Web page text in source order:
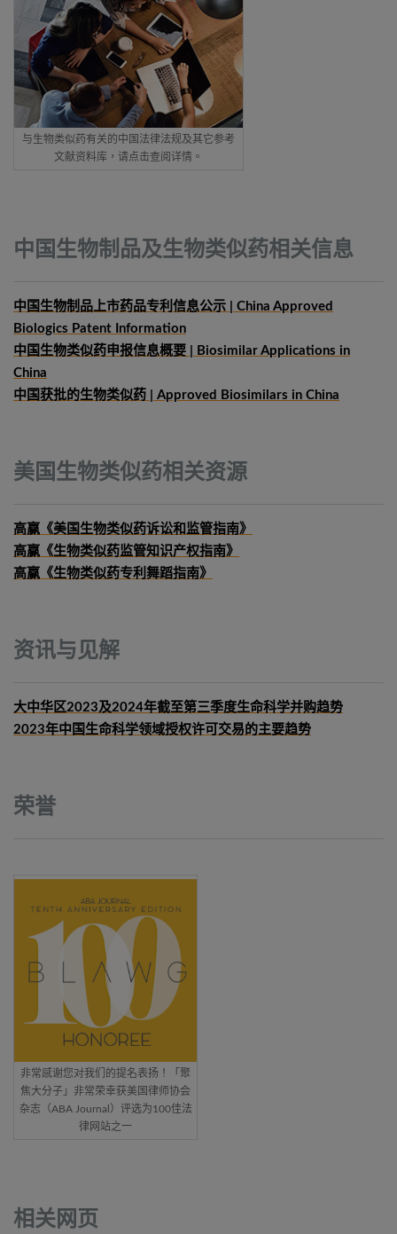
与生物类似药有关的中国法律法规及其它参考
文献资料库，请点击查阅详情。
中国生物制品及生物类似药相关信息
中国生物制品上市药品专利信息公示 | China Approved
Biologics Patent Information
中国生物类似药申报信息概要 | Biosimilar Applications in
China
中国获批的生物类似药 | Approved Biosimilars in China
美国生物类似药相关资源
高赢《美国生物类似药诉讼和监管指南》
高赢《生物类似药监管知识产权指南》
高赢《生物类似药专利舞蹈指南》
资讯与见解
大中华区2023及2024年截至第三季度生命科学并购趋势
2023年中国生命科学领域授权许可交易的主要趋势
荣誉
非常感谢您对我们的提名表扬！「聚
焦大分子」非常荣幸获美国律师协会
杂志（ABA Journal）评选为100佳法
律网站之一
相关网页